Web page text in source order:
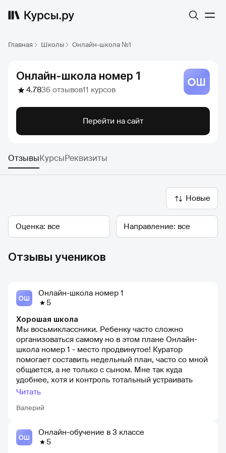
Главная Школы Онлайн-школа №1
Онлайн-школа номер 1
4.7836 отзывов11 курсов
Перейти на сайт
ОтзывыКурсыРеквизиты
Новые
Оценка Направление
Отзывы учеников
Онлайн-школа номер 1
5
Валерий
Хорошая школа
Мы восьмиклассники. Ребенку часто сложно
организоваться самому но в этом плане Онлайн-
школа номер 1 - место продвинутое! Куратор
помогает составить недельный план, часто со мной
общается, а не только с сыном. Мне так куда
удобнее, хотя и контроль тотальный устраивать
тоже не хотелось бы)))))
Читать
Онлайн-обучение в 3 классе
5